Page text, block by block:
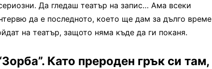
Да гледаш театър на запис… Ама всеки
да е последното, което ще дам за дълго време
на театър, защото няма къде да ги поканя.
Като прероден грък си там,